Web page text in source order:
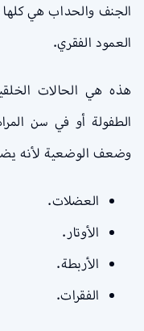
الجنف والحداب هي كلها
العمود الفقري.
هذه هي الحالات
الطفولة أو في سن
وضعف الوضعية لأنه
العضلات.
الأوتار.
الأربطة.
الفقرات.